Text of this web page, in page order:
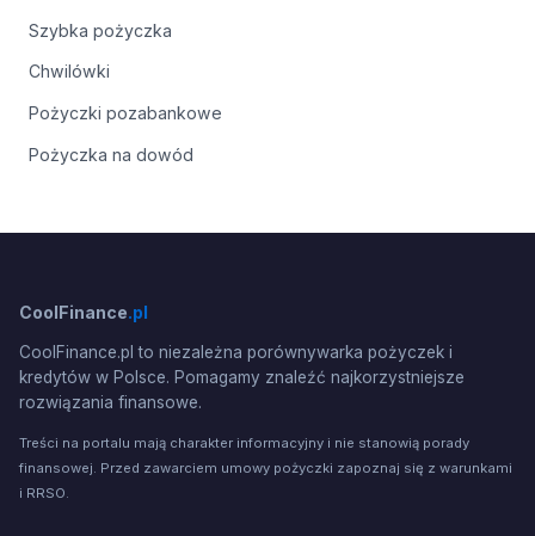
Szybka pożyczka
Chwilówki
Pożyczki pozabankowe
Pożyczka na dowód
CoolFinance.pl
CoolFinance.pl to niezależna porównywarka pożyczek i
kredytów w Polsce. Pomagamy znaleźć najkorzystniejsze
rozwiązania finansowe.
Treści na portalu mają charakter informacyjny i nie stanowią porady
finansowej. Przed zawarciem umowy pożyczki zapoznaj się z warunkami
i RRSO.